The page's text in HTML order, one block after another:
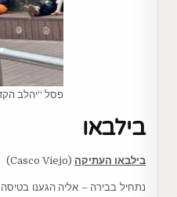
פסל “יהלב
בילבאו
בילבאו העתיקה (Casco Viejo)
נתחיל בבירה – אליה הגענו